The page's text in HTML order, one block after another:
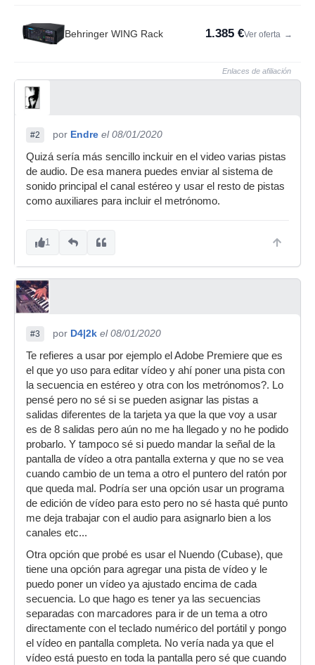
Behringer WING Rack 1.385 €Ver oferta →
Enlaces de afiliación
#2 por Endre el 08/01/2020
Quizá sería más sencillo inckuir en el video varias pistas
de audio. De esa manera puedes enviar al sistema de
sonido principal el canal estéreo y usar el resto de pistas
como auxiliares para incluir el metrónomo.
1
#3 por D4|2k el 08/01/2020
Te refieres a usar por ejemplo el Adobe Premiere que es
el que yo uso para editar vídeo y ahí poner una pista con
la secuencia en estéreo y otra con los metrónomos?. Lo
pensé pero no sé si se pueden asignar las pistas a
salidas diferentes de la tarjeta ya que la que voy a usar
es de 8 salidas pero aún no me ha llegado y no he podido
probarlo. Y tampoco sé si puedo mandar la señal de la
pantalla de vídeo a otra pantalla externa y que no se vea
cuando cambio de un tema a otro el puntero del ratón por
que queda mal. Podría ser una opción usar un programa
de edición de vídeo para esto pero no sé hasta qué punto
me deja trabajar con el audio para asignarlo bien a los
canales etc...
Otra opción que probé es usar el Nuendo (Cubase), que
tiene una opción para agregar una pista de vídeo y le
puedo poner un vídeo ya ajustado encima de cada
secuencia. Lo que hago es tener ya las secuencias
separadas con marcadores para ir de un tema a otro
directamente con el teclado numérico del portátil y pongo
el vídeo en pantalla completa. No vería nada ya que el
vídeo está puesto en toda la pantalla pero sé que cuando